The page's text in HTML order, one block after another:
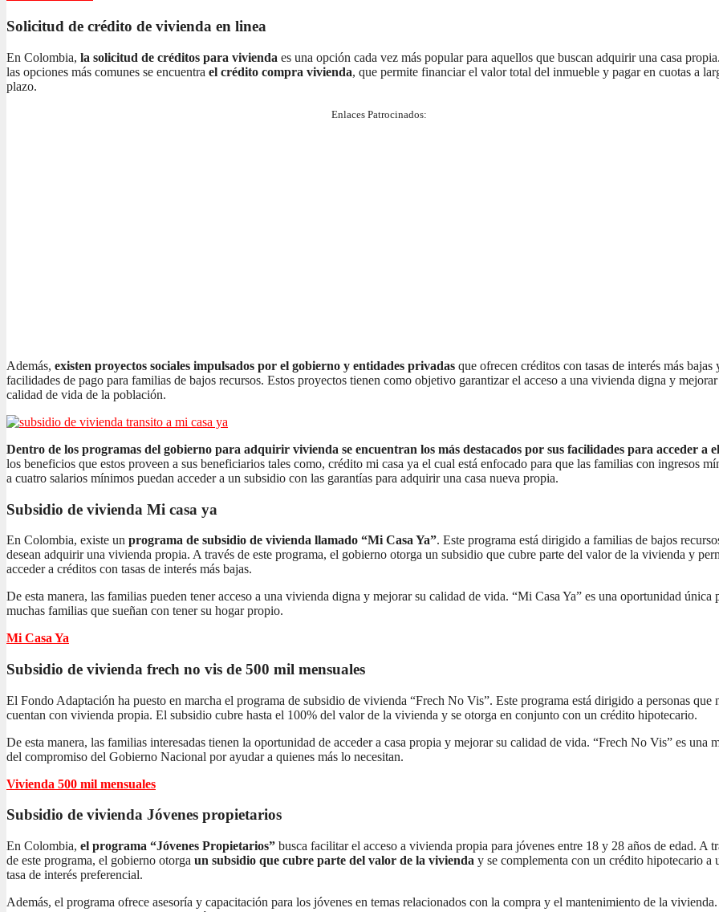
Solicitud de crédito de vivienda en linea
En Colombia, la solicitud de créditos para vivienda es una opción cada vez más popular para aquellos que buscan adquirir una casa
las opciones más comunes se encuentra el crédito compra vivienda, que permite financiar el valor total del inmueble y pagar en cuotas a
plazo.
Enlaces Patrocinados:
Además, existen proyectos sociales impulsados por el gobierno y entidades privadas que ofrecen créditos con tasas de interés más bajas
facilidades de pago para familias de bajos recursos. Estos proyectos tienen como objetivo garantizar el acceso a una vivienda digna y
calidad de vida de la población.
Dentro de los programas del gobierno para adquirir vivienda se encuentran los más destacados por sus facilidades para acceder a
los beneficios que estos proveen a sus beneficiarios tales como, crédito mi casa ya el cual está enfocado para que las familias con ingresos
a cuatro salarios mínimos puedan acceder a un subsidio con las garantías para adquirir una casa nueva propia.
Subsidio de vivienda Mi casa ya
En Colombia, existe un programa de subsidio de vivienda llamado “Mi Casa Ya”. Este programa está dirigido a familias de bajos
desean adquirir una vivienda propia. A través de este programa, el gobierno otorga un subsidio que cubre parte del valor de la vivienda y
acceder a créditos con tasas de interés más bajas.
De esta manera, las familias pueden tener acceso a una vivienda digna y mejorar su calidad de vida. “Mi Casa Ya” es una oportunidad única
muchas familias que sueñan con tener su hogar propio.
Mi Casa Ya
Subsidio de vivienda frech no vis de 500 mil mensuales
El Fondo Adaptación ha puesto en marcha el programa de subsidio de vivienda “Frech No Vis”. Este programa está dirigido a personas que
cuentan con vivienda propia. El subsidio cubre hasta el 100% del valor de la vivienda y se otorga en conjunto con un crédito hipotecario.
De esta manera, las familias interesadas tienen la oportunidad de acceder a casa propia y mejorar su calidad de vida. “Frech No Vis” es una
del compromiso del Gobierno Nacional por ayudar a quienes más lo necesitan.
Vivienda 500 mil mensuales
Subsidio de vivienda Jóvenes propietarios
En Colombia, el programa “Jóvenes Propietarios” busca facilitar el acceso a vivienda propia para jóvenes entre 18 y 28 años de edad. A
de este programa, el gobierno otorga un subsidio que cubre parte del valor de la vivienda y se complementa con un crédito hipotecario a
tasa de interés preferencial.
Además, el programa ofrece asesoría y capacitación para los jóvenes en temas relacionados con la compra y el mantenimiento de la